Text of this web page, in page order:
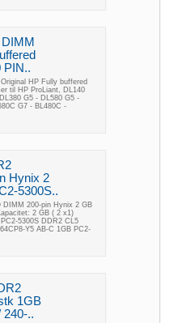
PIN..
HP Fully buffered
til HP ProLiant, DL140
G5 - DL580 G5 -
G7 - BL480C -
Hynix 2
5300S..
DIMM 200-pin Hynix 2 GB
2 GB ( 2 x1)
5300S DDR2 CL5
Y5 AB-C 1GB PC2-
1GB
240-..